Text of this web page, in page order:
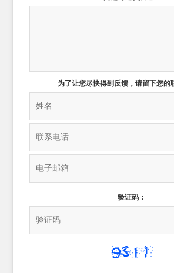
为了让您尽快得到反馈，请留下您的
验证码：